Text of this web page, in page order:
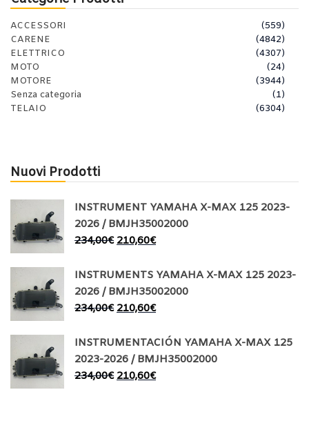
ACCESSORI
(559)
CARENE
(4842)
ELETTRICO
(4307)
MOTO
(24)
MOTORE
(3944)
Senza categoria
(1)
TELAIO
(6304)
Nuovi Prodotti
INSTRUMENT YAMAHA X-MAX 125 2023-
2026 / BMJH35002000
234,00€ 210,60€
INSTRUMENTS YAMAHA X-MAX 125 2023-
2026 / BMJH35002000
234,00€ 210,60€
INSTRUMENTACIÓN YAMAHA X-MAX 125
2023-2026 / BMJH35002000
234,00€ 210,60€